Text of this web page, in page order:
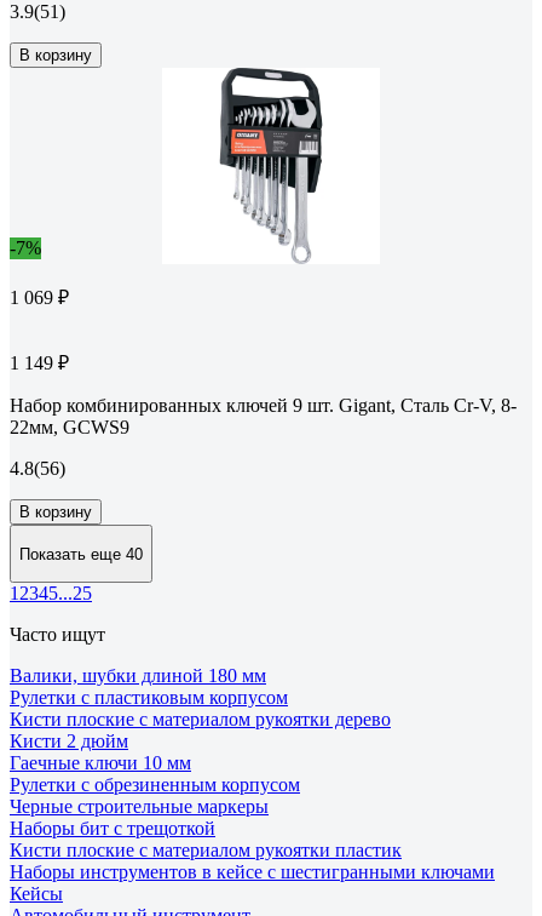
3.9(51)
В корзину
-7%
1 069 ₽
1 149 ₽
Набор комбинированных ключей 9 шт. Gigant, Сталь Cr-V, 8-
22мм, GCWS9
4.8(56)
В корзину
Показать еще 40
1 2345...25
Часто ищут
Валики, шубки длиной 180 мм
Рулетки с пластиковым корпусом
Кисти плоские с материалом рукоятки дерево
Кисти 2 дюйм
Гаечные ключи 10 мм
Рулетки с обрезиненным корпусом
Черные строительные маркеры
Наборы бит с трещоткой
Кисти плоские с материалом рукоятки пластик
Наборы инструментов в кейсе с шестигранными ключами
Кейсы